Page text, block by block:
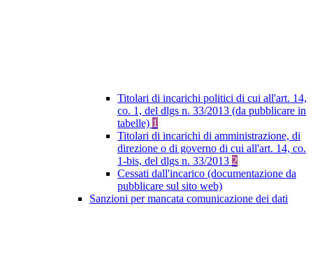
Titolari di incarichi politici di cui all'art. 14,
co. 1, del dlgs n. 33/2013 (da pubblicare in
tabelle) 1
Titolari di incarichi di amministrazione, di
direzione o di governo di cui all'art. 14, co.
1-bis, del dlgs n. 33/2013 2
Cessati dall'incarico (documentazione da
pubblicare sul sito web)
Sanzioni per mancata comunicazione dei dati